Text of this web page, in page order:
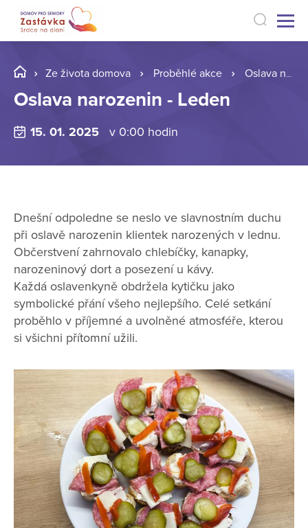
Ze života domova Proběhlé akce Oslava narozenin - Leden
Oslava narozenin - Leden
15. 01. 2025 v 0:00 hodin
Dnešní odpoledne se neslo ve slavnostním duchu
při oslavě narozenin klientek narozených v lednu.
Občerstvení zahrnovalo chlebíčky, kanapky,
narozeninový dort a posezení u kávy.
Každá oslavenkyně obdržela kytičku jako
symbolické přání všeho nejlepšího. Celé setkání
proběhlo v příjemné a uvolněné atmosféře, kterou
si všichni přítomní užili.